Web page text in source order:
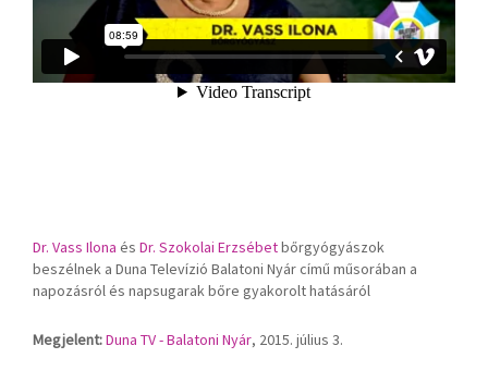
Dr. Vass Ilona és Dr. Szokolai Erzsébetbőrgyógyászok
beszélnek a Duna Televízió Balatoni Nyár című műsorában a
napozásról és napsugarak bőre gyakorolt hatásáról
Megjelent:Duna TV - Balatoni Nyár, 2015. július 3.